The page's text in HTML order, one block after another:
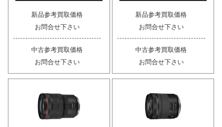
新品参考買取価格
お問合せ下さい
中古参考買取価格
お問合せ下さい
新品参考買取価格
お問合せ下さい
中古参考買取価格
お問合せ下さい